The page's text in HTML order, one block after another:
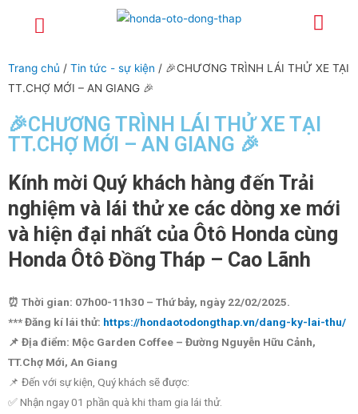
Trang chủ / Tin tức - sự kiện / 🎉CHƯƠNG TRÌNH LÁI THỬ XE TẠI
TT.CHỢ MỚI – AN GIANG 🎉
🎉CHƯƠNG TRÌNH LÁI THỬ XE TẠI
TT.CHỢ MỚI – AN GIANG 🎉
Kính mời Quý khách hàng đến Trải
nghiệm và lái thử xe các dòng xe mới
và hiện đại nhất của Ôtô Honda cùng
Honda Ôtô Đồng Tháp – Cao Lãnh
⏰ Thời gian: 07h00-11h30 – Thứ bảy, ngày 22/02/2025.
*** Đăng kí lái thử: https://hondaotodongthap.vn/dang-ky-lai-thu/
📌 Địa điểm: Mộc Garden Coffee – Đường Nguyễn Hữu Cảnh,
TT.Chợ Mới, An Giang
📌 Đến với sự kiện, Quý khách sẽ được:
✅ Nhận ngay 01 phần quà khi tham gia lái thử.